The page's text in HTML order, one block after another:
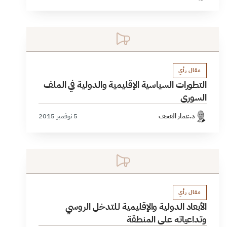
مقال رأي
التطورات السياسية الإقليمية والدولية في الملف
السوري
د.عمار القحف 5 نوفمبر 2015
مقال رأي
الأبعاد الدولية والإقليمية لـلتدخل الروسي
وتداعياته على المنطقة